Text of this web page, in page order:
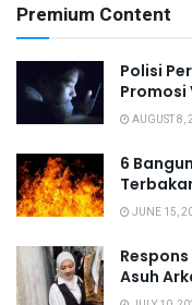
Premium Content
Polisi
Promosi
AUGUST 8,
6
JUNE 15,
Asuh